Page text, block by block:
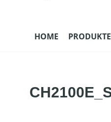
HOME PRODUKTE